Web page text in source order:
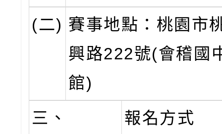
(二) 賽事地點：桃園市
興路222號(會稽國
館)
三、
報名方式